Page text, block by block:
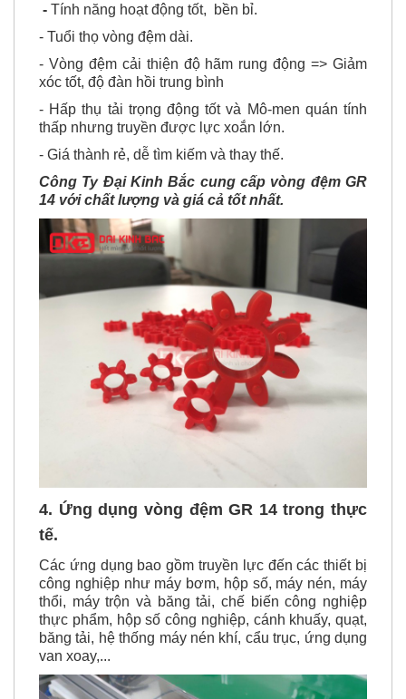
- Tính năng hoạt động tốt, bền bỉ.
- Tuổi thọ vòng đệm dài.
- Vòng đệm cải thiện độ hãm rung động => Giảm
xóc tốt, độ đàn hồi trung bình
- Hấp thụ tải trọng động tốt và Mô-men quán tính
thấp nhưng truyền được lực xoắn lớn.
- Giá thành rẻ, dễ tìm kiếm và thay thế.
Công Ty Đại Kinh Bắc cung cấp vòng đệm GR
14 với chất lượng và giá cả tốt nhất.
4. Ứng dụng vòng đệm GR 14 trong thực
tế.
Các ứng dụng bao gồm truyền lực đến các thiết bị
công nghiệp như máy bơm, hộp số, máy nén, máy
thổi, máy trộn và băng tải, chế biến công nghiệp
thực phẩm, hộp số công nghiệp, cánh khuấy, quạt,
băng tải, hệ thống máy nén khí, cẩu trục, ứng dụng
van xoay,...